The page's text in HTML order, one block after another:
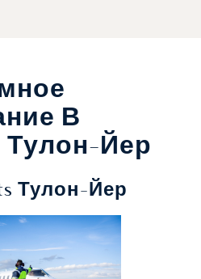
В
Тулон-Йер
Тулон-Йер